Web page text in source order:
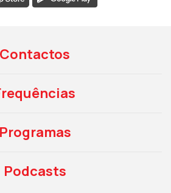
Contactos
Programas
Podcasts